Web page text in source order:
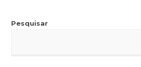
Pesquisar